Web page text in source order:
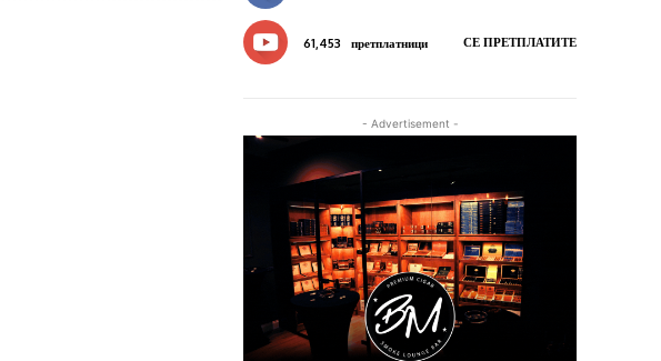
61,453 претплатници СЕ ПРЕТПЛАТИТЕ
- Advertisement -